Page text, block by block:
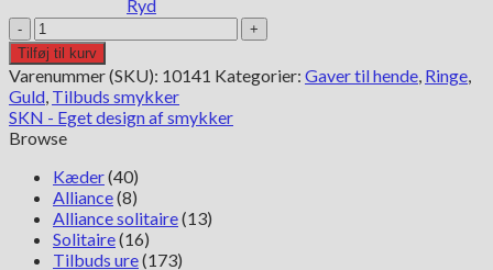
Ryd
Guldring
med
amatyst,
granat
og
månesten
antal
Tilføj til kurv
Varenummer (SKU): 10141 Kategorier: Gaver til hende, Ringe,
Guld, Tilbuds smykker
SKN - Eget design af smykker
Browse
Kæder(40)
Alliance(8)
Alliance solitaire(13)
Solitaire(16)
Tilbuds ure(173)